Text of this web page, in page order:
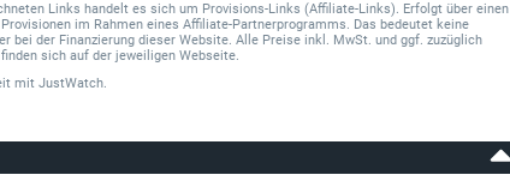
Links handelt es sich um Provisions-Links (Affiliate-Links). Erfolgt über einen
im Rahmen eines Affiliate-Partnerprogramms. Das bedeutet keine
bei der Finanzierung dieser Website. Alle Preise inkl. MwSt. und ggf. zuzüglich
sich auf der jeweiligen Webseite.
mit JustWatch.